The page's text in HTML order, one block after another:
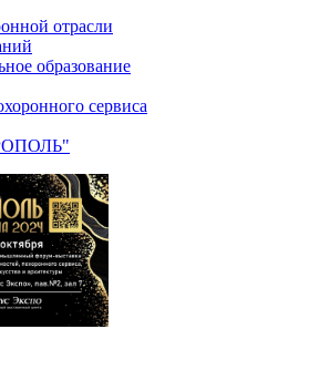
отрасли
образование
сервиса